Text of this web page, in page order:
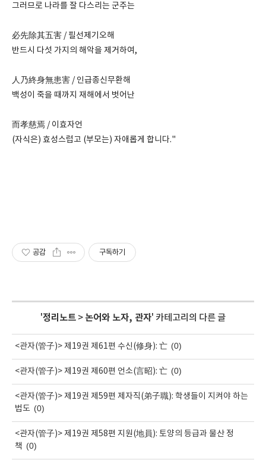
그러므로 나라를 잘 다스리는 군주는
必先除其五害 / 필선제기오해
반드시 다섯 가지의 해악을 제거하여,
人乃終身無患害 / 인급종신무환해
백성이 죽을 때까지 재해에서 벗어난
而孝慈焉 / 이효자언
(자식은) 효성스럽고 (부모는) 자애롭게 합니다."
공감 구독하기
'정리노트 > 논어와 노자, 관자' 카테고리의 다른 글
<관자(管子)> 제19권 제61편 수신(修身): 亡 (0)
<관자(管子)> 제19권 제60편 언소(言昭): 亡 (0)
<관자(管子)> 제19권 제59편 제자직(弟子職): 학생들이 지켜야 하는
법도 (0)
<관자(管子)> 제19권 제58편 지원(地員): 토양의 등급과 물산 정
책 (0)